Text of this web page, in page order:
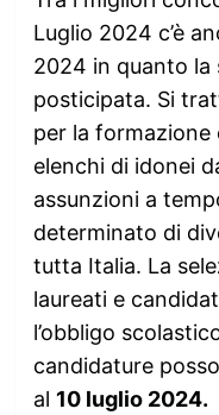
Luglio 2024 c’è
2024 in quanto la
posticipata. Si
per la formazione
elenchi di idonei
assunzioni a
determinato di
tutta Italia. La
laureati e
l’obbligo
candidature
al 10 luglio 2024.